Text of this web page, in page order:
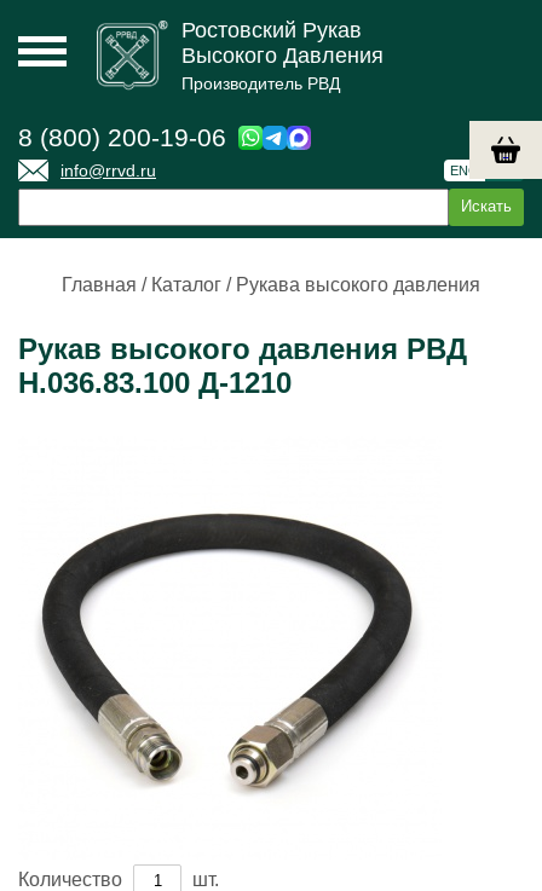
Ростовский Рукав
Высокого Давления
Производитель РВД
8 (800) 200-19-06
info@rrvd.ru ENG
Главная / Каталог / Рукава высокого давления
Рукав высокого давления РВД
Н.036.83.100 Д-1210
Количество шт.